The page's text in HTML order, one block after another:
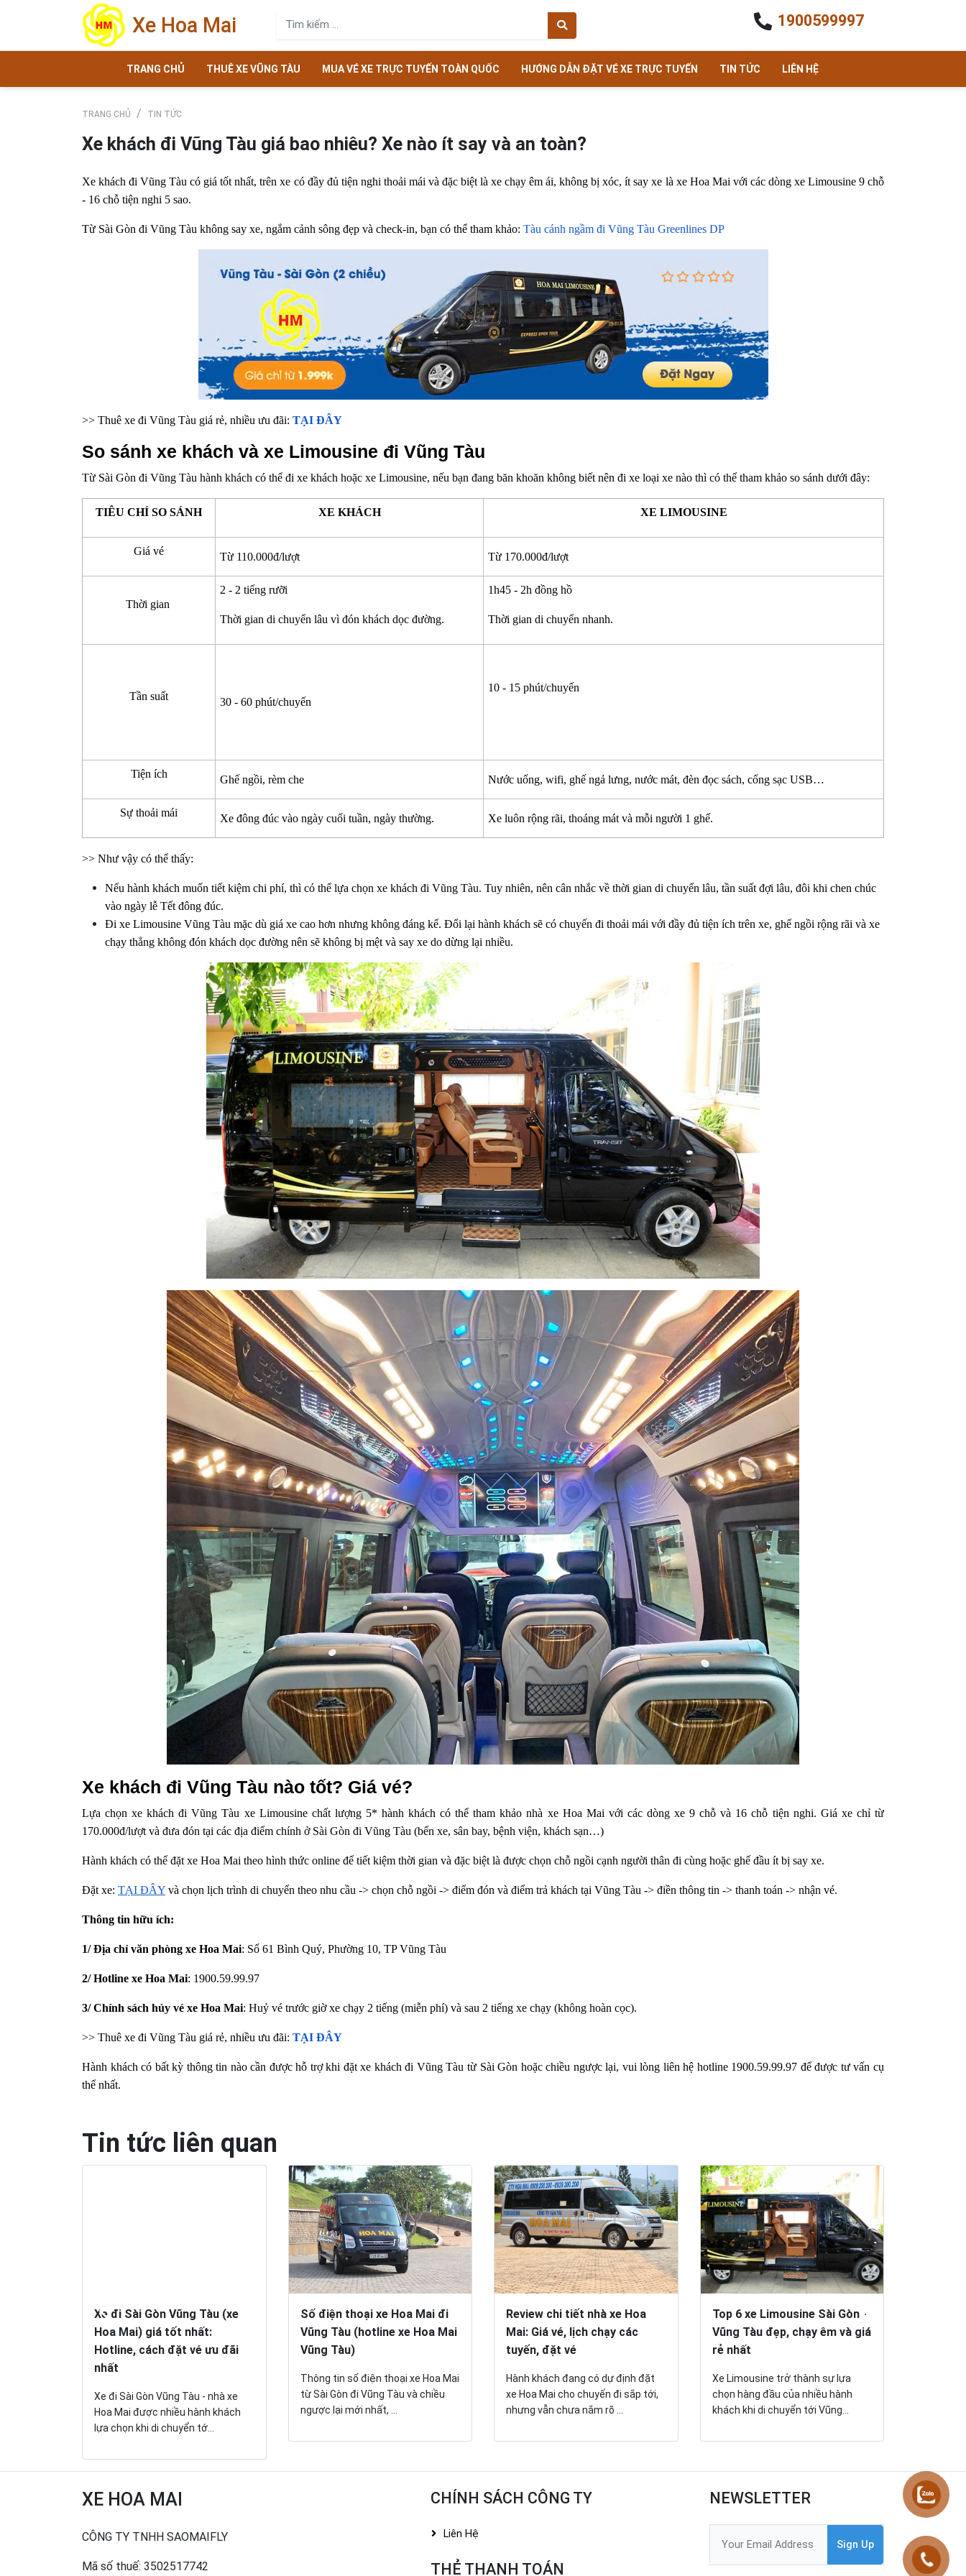
Xe Hoa Mai 1900599997
TRANG CHỦ THUÊ XE VŨNG TÀU MUA VÉ XE TRỰC TUYẾN TOÀN QUỐC HƯỚNG DẪN ĐẶT VÉ XE TRỰC TUYẾN TIN TỨC LIÊN HỆ
TRANG CHỦ TIN TỨC
Xe khách đi Vũng Tàu giá bao nhiêu? Xe nào ít say và an toàn?
Xe khách đi Vũng Tàu có giá tốt nhất, trên xe có đầy đủ tiện nghi thoải mái và đặc biệt là xe chạy êm ái, không bị xóc, ít say xe là xe Hoa Mai với các dòng xe Limousine 9 chỗ
- 16 chỗ tiện nghi 5 sao.
Từ Sài Gòn đi Vũng Tàu không say xe, ngắm cảnh sông đẹp và check-in, bạn có thể tham khảo: Tàu cánh ngầm đi Vũng Tàu Greenlines DP
>> Thuê xe đi Vũng Tàu giá rẻ, nhiều ưu đãi: TẠI ĐÂY
So sánh xe khách và xe Limousine đi Vũng Tàu
Từ Sài Gòn đi Vũng Tàu hành khách có thể đi xe khách hoặc xe Limousine, nếu bạn đang băn khoăn không biết nên đi xe loại xe nào thì có thể tham khảo so sánh dưới đây:
TIÊU CHÍ SO SÁNH XE KHÁCH XE LIMOUSINE
Giá vé Từ 110.000đ/lượt Từ 170.000đ/lượt
Thời gian
2 - 2 tiếng rưỡi
Thời gian di chuyển lâu vì đón khách dọc đường.
1h45 - 2h đồng hồ
Thời gian di chuyển nhanh.
Tần suất 30 - 60 phút/chuyến
10 - 15 phút/chuyến
Tiện ích Ghế ngồi, rèm che Nước uống, wifi, ghế ngả lưng, nước mát, đèn đọc sách, cổng sạc USB…
Sự thoải mái Xe đông đúc vào ngày cuối tuần, ngày thường. Xe luôn rộng rãi, thoáng mát và mỗi người 1 ghế.
>> Như vậy có thể thấy:
Nếu hành khách muốn tiết kiệm chi phí, thì có thể lựa chọn xe khách đi Vũng Tàu. Tuy nhiên, nên cân nhắc về thời gian di chuyển lâu, tần suất đợi lâu, đôi khi chen chúc
vào ngày lễ Tết đông đúc.
Đi xe Limousine Vũng Tàu mặc dù giá xe cao hơn nhưng không đáng kể. Đổi lại hành khách sẽ có chuyến đi thoải mái với đầy đủ tiện ích trên xe, ghế ngồi rộng rãi và xe
chạy thẳng không đón khách dọc đường nên sẽ không bị mệt và say xe do dừng lại nhiều.
Xe khách đi Vũng Tàu nào tốt? Giá vé?
Lựa chọn xe khách đi Vũng Tàu xe Limousine chất lượng 5* hành khách có thể tham khảo nhà xe Hoa Mai với các dòng xe 9 chỗ và 16 chỗ tiện nghi. Giá xe chỉ từ
170.000đ/lượt và đưa đón tại các địa điểm chính ở Sài Gòn đi Vũng Tàu (bến xe, sân bay, bệnh viện, khách sạn…)
Hành khách có thể đặt xe Hoa Mai theo hình thức online để tiết kiệm thời gian và đặc biệt là được chọn chỗ ngồi cạnh người thân đi cùng hoặc ghế đầu ít bị say xe.
Đặt xe: TẠI ĐÂY và chọn lịch trình di chuyển theo nhu cầu -> chọn chỗ ngồi -> điểm đón và điểm trả khách tại Vũng Tàu -> điền thông tin -> thanh toán -> nhận vé.
Thông tin hữu ích:
1/ Địa chỉ văn phòng xe Hoa Mai: Số 61 Bình Quý, Phường 10, TP Vũng Tàu
2/ Hotline xe Hoa Mai: 1900.59.99.97
3/ Chính sách hủy vé xe Hoa Mai: Huỷ vé trước giờ xe chạy 2 tiếng (miễn phí) và sau 2 tiếng xe chạy (không hoàn cọc).
>> Thuê xe đi Vũng Tàu giá rẻ, nhiều ưu đãi: TẠI ĐÂY
Hành khách có bất kỳ thông tin nào cần được hỗ trợ khi đặt xe khách đi Vũng Tàu từ Sài Gòn hoặc chiều ngược lại, vui lòng liên hệ hotline 1900.59.99.97 để được tư vấn cụ
thể nhất.
Tin tức liên quan
Xe đi Sài Gòn Vũng Tàu (xe
Hoa Mai) giá tốt nhất:
Hotline, cách đặt vé ưu đãi
nhất
Xe đi Sài Gòn Vũng Tàu - nhà xe
Hoa Mai được nhiều hành khách
lựa chọn khi di chuyển tớ...
Số điện thoại xe Hoa Mai đi
Vũng Tàu (hotline xe Hoa Mai
Vũng Tàu)
Thông tin số điện thoại xe Hoa Mai
từ Sài Gòn đi Vũng Tàu và chiều
ngược lại mới nhất, ...
Review chi tiết nhà xe Hoa
Mai: Giá vé, lịch chạy các
tuyến, đặt vé
Hành khách đang có dự định đặt
xe Hoa Mai cho chuyến đi sắp tới,
nhưng vẫn chưa nắm rõ ...
Top 6 xe Limousine Sài Gòn -
Vũng Tàu đẹp, chạy êm và giá
rẻ nhất
Xe Limousine trở thành sự lựa
chọn hàng đầu của nhiều hành
khách khi di chuyển tới Vũng...
XE HOA MAI
CÔNG TY TNHH SAOMAIFLY
Mã số thuế: 3502517742
CHÍNH SÁCH CÔNG TY
Liên Hệ
THẺ THANH TOÁN
NEWSLETTER
Sign Up